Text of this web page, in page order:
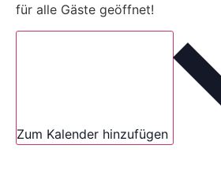
für alle Gäste geöffnet!
Zum Kalender hinzufügen